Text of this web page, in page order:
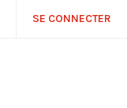
SE CONNECTER